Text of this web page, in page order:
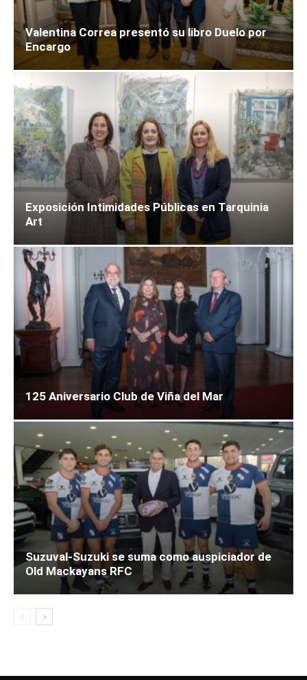
Valentina Correa presentó su libro Duelo por
Encargo
Exposición Intimidades Públicas en Tarquinia
Art
125 Aniversario Club de Viña del Mar
Suzuval-Suzuki se suma como auspiciador de
Old Mackayans RFC